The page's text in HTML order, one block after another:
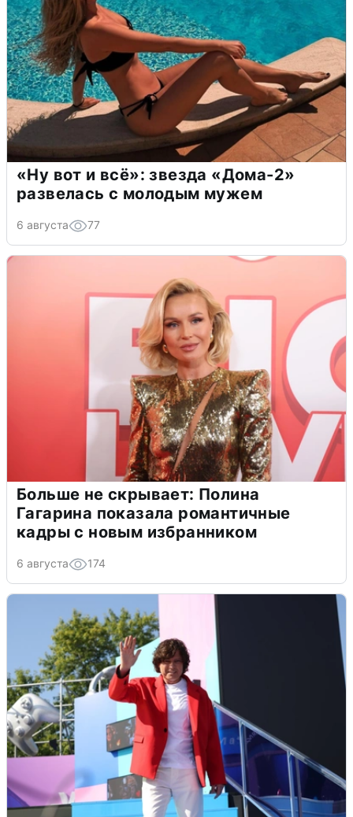
«Ну вот и всё»: звезда «Дома-2»
развелась с молодым мужем
6 августа 77
Больше не скрывает: Полина
Гагарина показала романтичные
кадры с новым избранником
6 августа 174